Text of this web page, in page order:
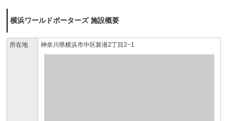
横浜ワールドポーターズ 施設概要
所在地 神奈川県横浜市中区新港2丁目2−1